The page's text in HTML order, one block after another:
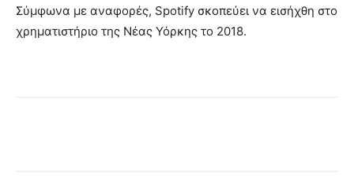
Σύμφωνα με αναφορές, Spotify σκοπεύει να εισήχθη στο
χρηματιστήριο της Νέας Υόρκης το 2018.